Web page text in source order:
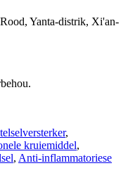
Yanta-distrik, Xi'an-
,
kruiemiddel,
, Anti-inflammatoriese